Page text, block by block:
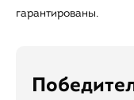
гарантированы.